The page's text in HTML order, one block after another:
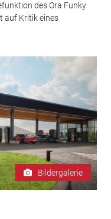
des Ora Funky
auf Kritik eines
Bildergalerie